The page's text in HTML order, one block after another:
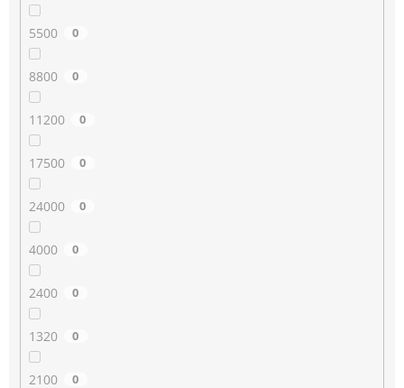
5500 0
8800 0
11200 0
17500 0
24000 0
4000 0
2400 0
1320 0
2100 0